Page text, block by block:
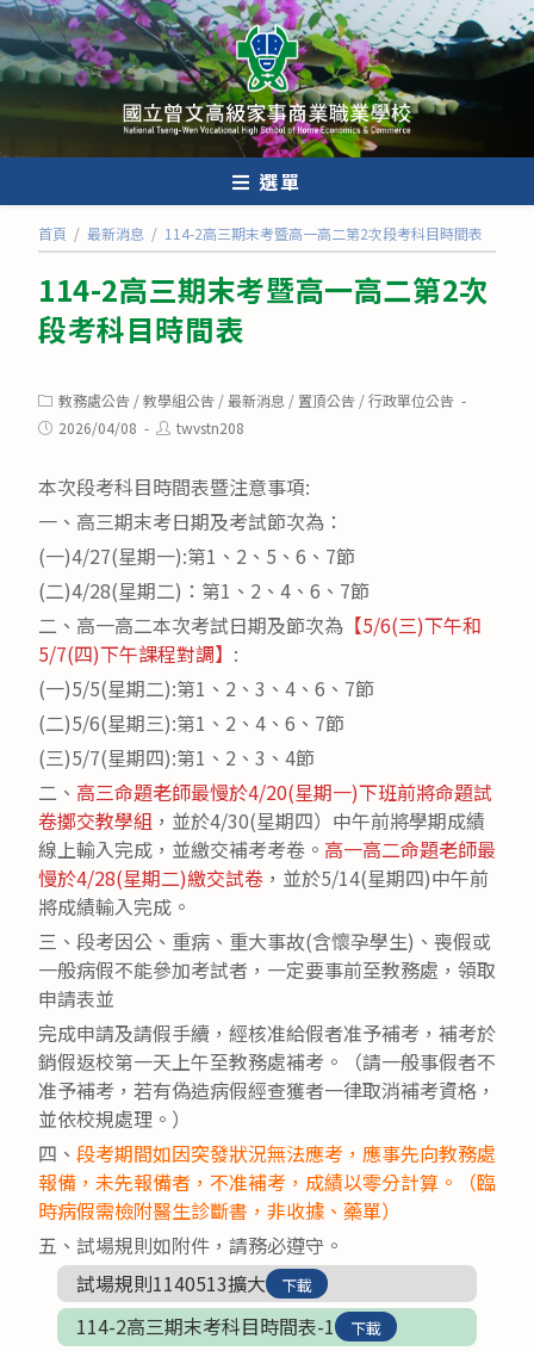
跳
轉
至
內
選單
首頁 / 最新消息 / 114-2高三期末考暨高一高二第2次段考科目時間表
114-2高三期末考暨高一高二第2次
段考科目時間表
Post
category:
教務處公告 /教學組公告 /最新消息 / 置頂公告 /行政單位公告
Post2026/04/08
Posttwvstn208
本次段考科目時間表暨注意事項:
一、高三期末考日期及考試節次為：
(一)4/27(星期一):第1、2、5、6、7節
(二)4/28(星期二)：第1、2、4、6、7節
二、高一高二本次考試日期及節次為 【5/6(三)下午和
5/7(四)下午課程對調】 :
(一)5/5(星期二):第1、2、3、4、6、7節
(二)5/6(星期三):第1、2、4、6、7節
(三)5/7(星期四):第1、2、3、4節
二、 高三命題老師最慢於4/20(星期一)下班前將命題試
卷擲交教學組 ，並於4/30(星期四）中午前將學期成績
線上輸入完成，並繳交補考考卷。 高一高二命題老師最
慢於4/28(星期二)繳交試卷 ，並於5/14(星期四)中午前
將成績輸入完成。
三、段考因公、重病、重大事故(含懷孕學生)、喪假或
一般病假不能參加考試者，一定要事前至教務處，領取
申請表並
完成申請及請假手續，經核准給假者准予補考，補考於
銷假返校第一天上午至教務處補考。（請一般事假者不
准予補考，若有偽造病假經查獲者一律取消補考資格，
並依校規處理。）
四、 段考期間如因突發狀況無法應考，應事先向教務處
報備，未先報備者，不准補考，成績以零分計算。（臨
時病假需檢附醫生診斷書，非收據、藥單）
五、試場規則如附件，請務必遵守。
試場規則1140513擴大
下載
114-2高三期末考科目時間表-1 下載